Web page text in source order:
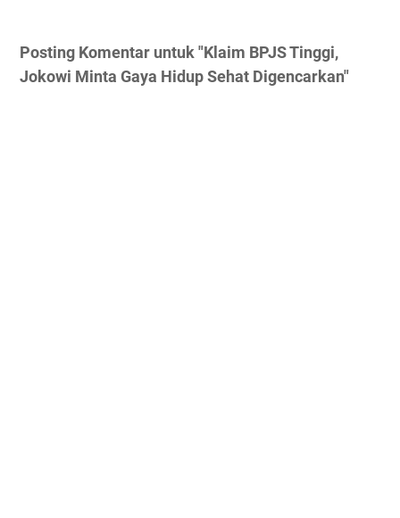
Posting Komentar untuk "Klaim BPJS Tinggi,
Jokowi Minta Gaya Hidup Sehat Digencarkan"